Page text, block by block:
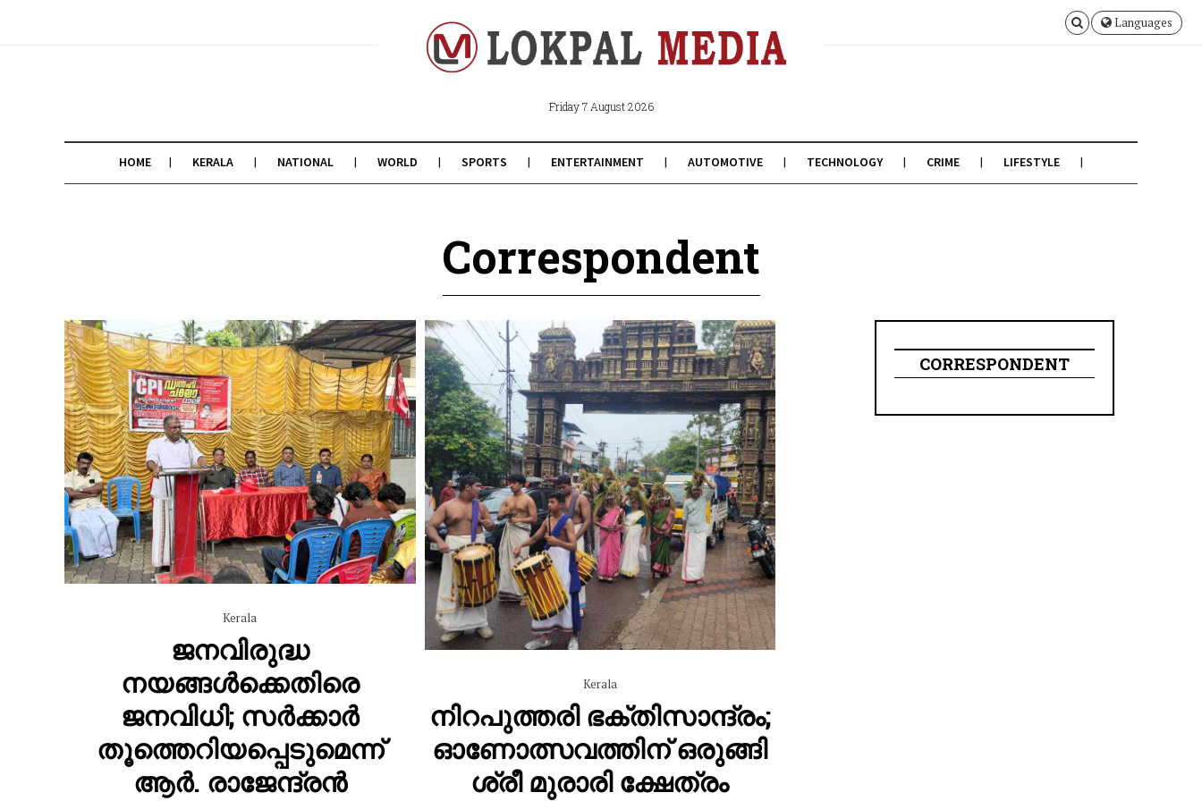
Languages
Friday 7 August 2026
HOME KERALA NATIONAL WORLD SPORTS ENTERTAINMENT AUTOMOTIVE TECHNOLOGY CRIME LIFESTYLE
Correspondent
Kerala
ജനവിരുദ്ധ
നയങ്ങൾക്കെതിരെ
ജനവിധി; സർക്കാർ
തൂത്തെറിയപ്പെടുമെന്ന്
ആർ. രാജേന്ദ്രൻ
Kerala
നിറപുത്തരി ഭക്തിസാന്ദ്രം;
ഓണോത്സവത്തിന് ഒരുങ്ങി
ശ്രീ മുരാരി ക്ഷേത്രം
CORRESPONDENT